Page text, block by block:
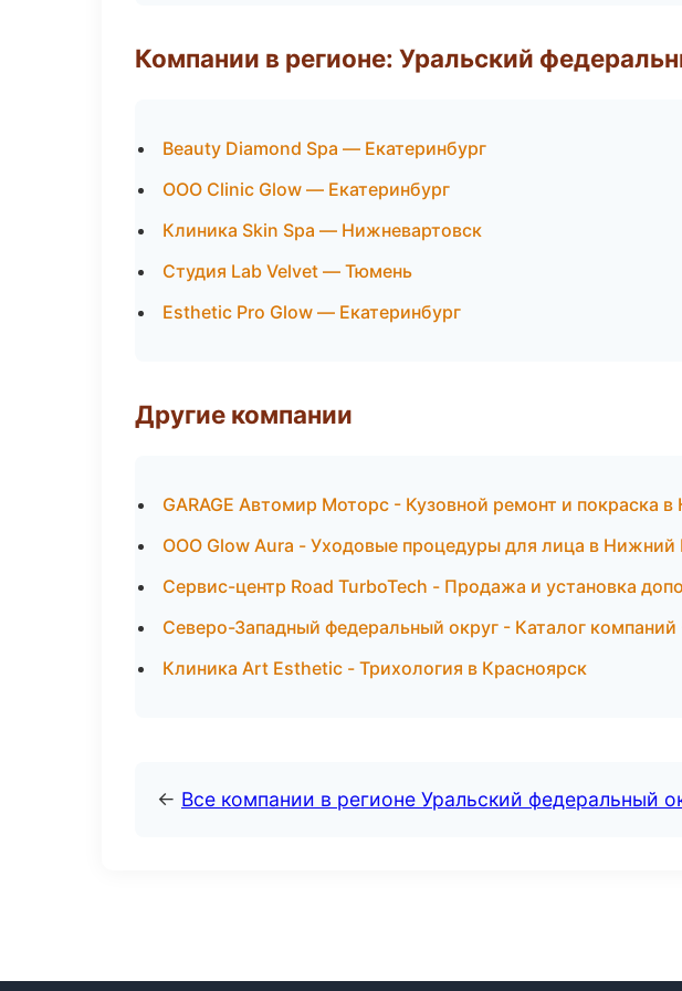
Компании в регионе: Уральский
Beauty Diamond Spa — Екатеринбург
ООО Clinic Glow — Екатеринбург
Клиника Skin Spa — Нижневартовск
Студия Lab Velvet — Тюмень
Esthetic Pro Glow — Екатеринбург
Другие компании
GARAGE Автомир Моторс - Кузовной ремонт и покраска
ООО Glow Aura - Уходовые процедуры для лица в Нижний
Сервис-центр Road TurboTech - Продажа и установка
Северо-Западный федеральный округ - Каталог компаний
Клиника Art Esthetic - Трихология в Красноярск
← Все компании в регионе Уральский федеральный